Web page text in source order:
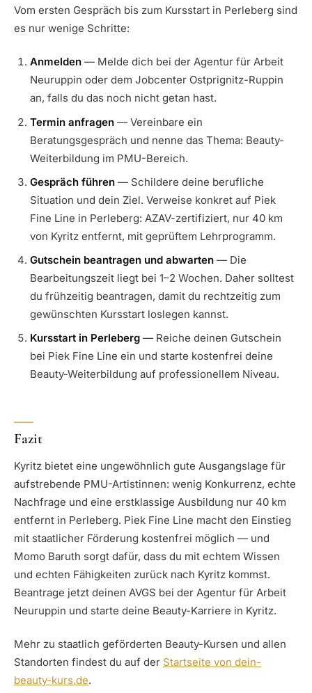
Vom ersten Gespräch bis zum Kursstart in Perleberg sind
es nur wenige Schritte:
Anmelden— Melde dich bei der Agentur für Arbeit
Neuruppin oder dem Jobcenter Ostprignitz-Ruppin
an, falls du das noch nicht getan hast.
Termin anfragen— Vereinbare ein
Beratungsgespräch und nenne das Thema: Beauty-
Weiterbildung im PMU-Bereich.
Gespräch führen— Schildere deine berufliche
Situation und dein Ziel. Verweise konkret auf Piek
Fine Line in Perleberg: AZAV-zertifiziert, nur 40 km
von Kyritz entfernt, mit geprüftem Lehrprogramm.
Gutschein beantragen und abwarten— Die
Bearbeitungszeit liegt bei 1–2 Wochen. Daher solltest
du frühzeitig beantragen, damit du rechtzeitig zum
gewünschten Kursstart loslegen kannst.
Kursstart in Perleberg— Reiche deinen Gutschein
bei Piek Fine Line ein und starte kostenfrei deine
Beauty-Weiterbildung auf professionellem Niveau.
Fazit
Kyritz bietet eine ungewöhnlich gute Ausgangslage für
aufstrebende PMU-Artistinnen: wenig Konkurrenz, echte
Nachfrage und eine erstklassige Ausbildung nur 40 km
entfernt in Perleberg. Piek Fine Line macht den Einstieg
mit staatlicher Förderung kostenfrei möglich — und
Momo Baruth sorgt dafür, dass du mit echtem Wissen
und echten Fähigkeiten zurück nach Kyritz kommst.
Beantrage jetzt deinen AVGS bei der Agentur für Arbeit
Neuruppin und starte deine Beauty-Karriere in Kyritz.
Mehr zu staatlich geförderten Beauty-Kursen und allen
Standorten findest du auf der Startseite von dein-
beauty-kurs.de.